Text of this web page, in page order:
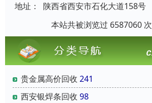
地址：
陕西省西安市石化大道158号
本站共被浏览过 6587060 次
贵金属高价回收 241
西安银焊条回收 98